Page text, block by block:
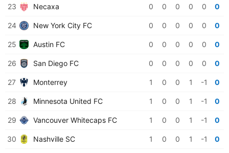
23 Necaxa 0 0 0 0 0 0
24 New York City FC 0 0 0 0 0 0
25 Austin FC 0 0 0 0 0 0
26 San Diego FC 0 0 0 0 0 0
27 Monterrey 1 0 0 1 -1 0
28 Minnesota United FC 1 0 0 1 -1 0
29 Vancouver Whitecaps FC 1 0 0 1 -1 0
30 Nashville SC 1 0 0 1 -1 0